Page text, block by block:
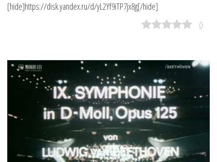
[hide]https://disk.yandex.ru/d/yL2Yf9iTP7jx8g[/hide]
0